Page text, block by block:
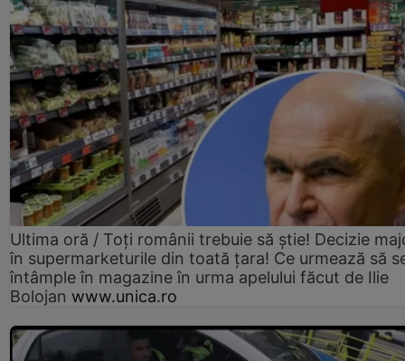
Ultima oră / Toți românii trebuie să știe! Decizie
în supermarketurile din toată țara! Ce urmează să
întâmple în magazine în urma apelului făcut de Ilie
Bolojan www.unica.ro